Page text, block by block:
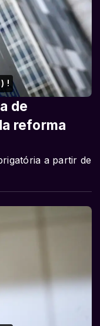
!
de
reforma
a partir de